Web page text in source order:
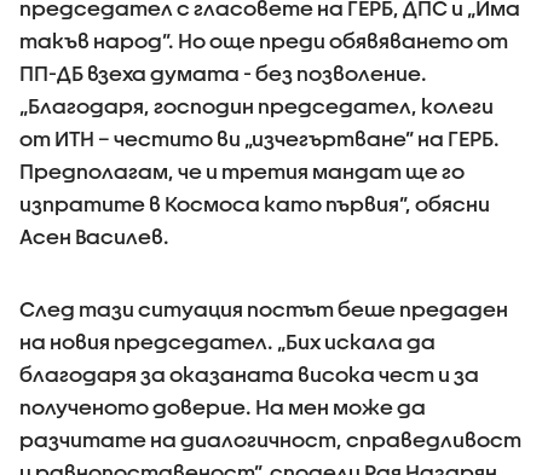
председател с гласовете на ГЕРБ, ДПС и „Има
такъв народ”. Но още преди обявяването от
ПП-ДБ взеха думата - без позволение.
„Благодаря, господин председател, колеги
от ИТН – честито ви „изчегъртване” на ГЕРБ.
Предполагам, че и третия мандат ще го
изпратите в Космоса като първия”, обясни
Асен Василев.
След тази ситуация постът беше предаден
на новия председател. „Бих искала да
благодаря за оказаната висока чест и за
полученото доверие. На мен може да
разчитате на диалогичност, справедливост